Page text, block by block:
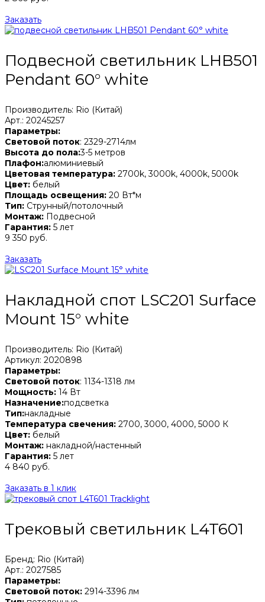
Заказать
Подвесной светильник LHB501
Pendant 60° white
Производитель: Rio (Китай)
Арт.: 20245257
Параметры:
Световой поток: 2329-2714лм
Высота до пола:3-5 метров
Плафон:алюминиевый
Цветовая температура: 2700k, 3000k, 4000k, 5000k
Цвет: белый
Площадь освещения: 20 Вт*м
Тип: Струнный/потолочный
Монтаж: Подвесной
Гарантия: 5 лет
9 350 руб.
Заказать
Накладной спот LSC201 Surface
Mount 15° white
Производитель: Rio (Китай)
Артикул: 2020898
Параметры:
Световой поток: 1134-1318 лм
Мощность: 14 Вт
Назначение:подсветка
Тип:накладные
Температура свечения: 2700, 3000, 4000, 5000 К
Цвет: белый
Монтаж: накладной/настенный
Гарантия: 5 лет
4 840 руб.
Заказать в 1 клик
Трековый светильник L4T601
Бренд: Rio (Китай)
Арт.: 2027585
Параметры:
Световой поток: 2914-3396 лм